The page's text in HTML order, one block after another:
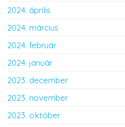
2024. április
2024. március
2024. február
2024. január
2023. december
2023. november
2023. október